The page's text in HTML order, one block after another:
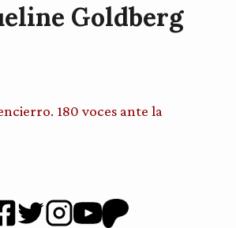
Goldberg
180 voces ante la